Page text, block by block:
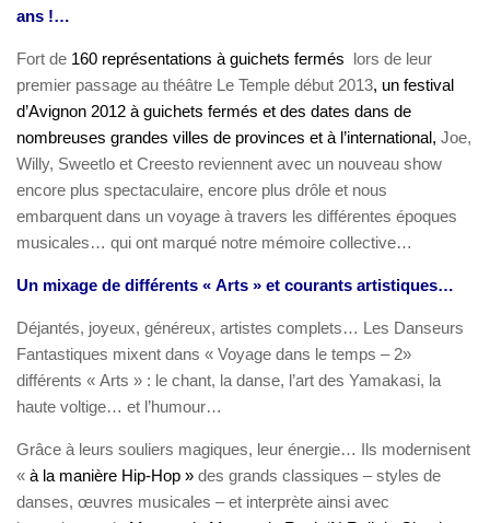
ans !…
Fort de 160 représentations à guichets fermés lors de leur
premier passage au théâtre Le Temple début 2013, un festival
d’Avignon 2012 à guichets fermés et des dates dans de
nombreuses grandes villes de provinces et à l’international, Joe,
Willy, Sweetlo et Creesto reviennent avec un nouveau show
encore plus spectaculaire, encore plus drôle et nous
embarquent dans un voyage à travers les différentes époques
musicales… qui ont marqué notre mémoire collective…
Un mixage de différents « Arts » et courants artistiques…
Déjantés, joyeux, généreux, artistes complets… Les Danseurs
Fantastiques mixent dans « Voyage dans le temps – 2»
différents « Arts » : le chant, la danse, l’art des Yamakasi, la
haute voltige… et l’humour…
Grâce à leurs souliers magiques, leur énergie… Ils modernisent
« à la manière Hip-Hop » des grands classiques – styles de
danses, œuvres musicales – et interprète ainsi avec